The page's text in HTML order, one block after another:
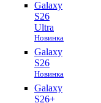
Galaxy
S26
Ultra
Новинка
Galaxy
S26
Новинка
Galaxy
S26+